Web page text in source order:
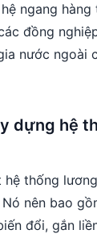
ngang
đồng
nước ngoài
dựng hệ
hệ thống
nên bao
đổi, gắn